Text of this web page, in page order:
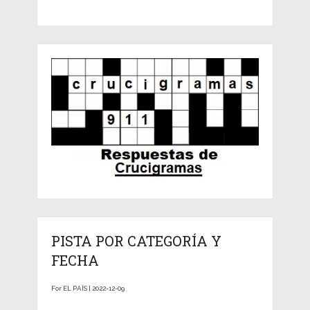
PISTA POR CATEGORÍA Y
FECHA
For EL PAÍS | 2022-12-09